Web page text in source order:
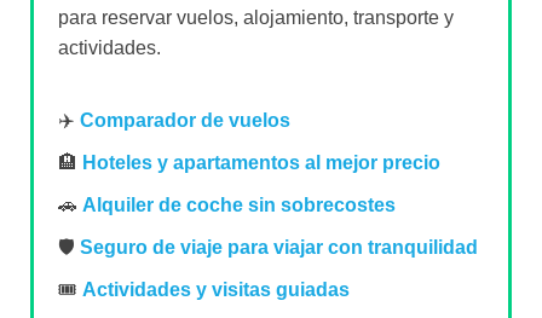
para reservar vuelos, alojamiento, transporte y
actividades.
✈️ Comparador de vuelos
🏨 Hoteles y apartamentos al mejor precio
🚗 Alquiler de coche sin sobrecostes
🛡️ Seguro de viaje para viajar con tranquilidad
🎟️ Actividades y visitas guiadas